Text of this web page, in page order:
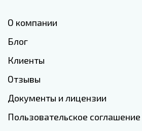
О компании
Блог
Клиенты
Отзывы
Документы и лицензии
Пользовательское соглашение